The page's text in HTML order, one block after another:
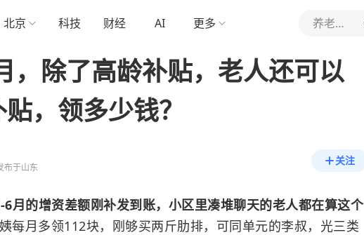
北京 科技 财经 AI 更多 养老金规划站
，除了高龄补贴，老人还可以
，领多少钱？
布于山东
关注
月的增资差额刚补发到账，小区里凑堆聊天的老人都在算这个
每月多领112块，刚够买两斤肋排，可同单元的李叔，光三类